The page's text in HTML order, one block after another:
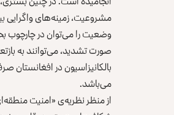
مشروعیت، زمینه‌های
وضعیت را می‌توان در چارچوب
صورت تشدید، می‌توانند به
بالکانیزاسیون در
می‌باشد.
از منظر نظریه‌ی «امنیت